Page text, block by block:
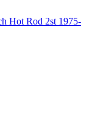
Hot Rod 2st 1975-